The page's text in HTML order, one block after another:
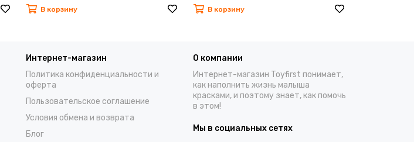
В корзину В корзину
Интернет-магазин
Политика конфиденциальности и
оферта
Пользовательское соглашение
Условия обмена и возврата
Блог
О компании
Интернет-магазин Toyfirst понимает,
как наполнить жизнь малыша
красками, и поэтому знает, как помочь
в этом!
Мы в социальных сетях